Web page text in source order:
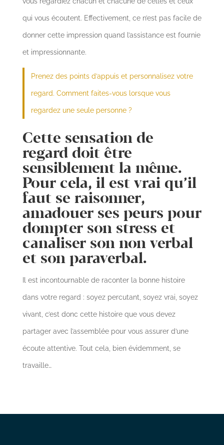
qui vous écoutent. Effectivement, ce n’est pas facile de
donner cette impression quand l’assistance est fournie
et impressionnante.
Prenez des points d’appuis et personnalisez votre
regard. Comment faites-vous lorsque vous
regardez une seule personne ?
Cette sensation de
regard doit être
sensiblement la même.
Pour cela, il est vrai qu’il
faut se raisonner,
amadouer ses peurs pour
dompter son stress et
canaliser son non verbal
et son paraverbal.
Il est incontournable de raconter la bonne histoire
dans votre regard : soyez percutant, soyez vrai, soyez
vivant, c’est donc cette histoire que vous devez
partager avec l’assemblée pour vous assurer d’une
écoute attentive. Tout cela, bien évidemment, se
travaille…